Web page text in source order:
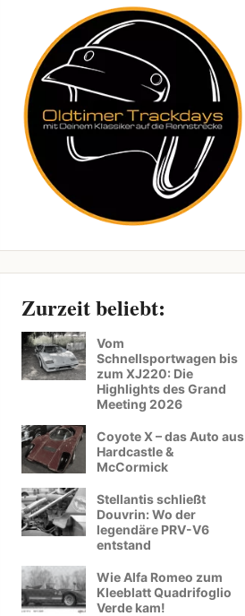
Zurzeit beliebt:
Vom
Schnellsportwagen bis
zum XJ220: Die
Highlights des Grand
Meeting 2026
Coyote X – das Auto aus
Hardcastle &
McCormick
Stellantis schließt
Douvrin: Wo der
legendäre PRV-V6
entstand
Wie Alfa Romeo zum
Kleeblatt Quadrifoglio
Verde kam!